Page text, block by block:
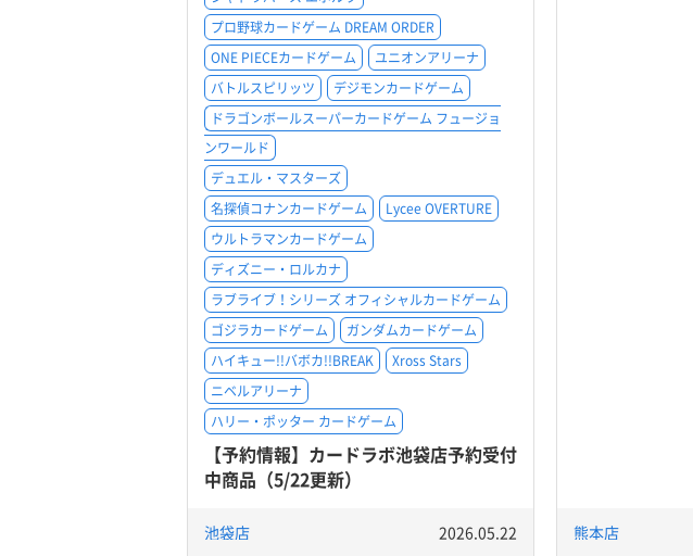
プロ野球カードゲーム DREAM ORDER
ONE PIECEカードゲーム
ユニオンアリーナ
バトルスピリッツ
デジモンカードゲーム
ドラゴンボールスーパーカードゲーム フュージョ
ンワールド
デュエル・マスターズ
名探偵コナンカードゲーム
Lycee OVERTURE
ウルトラマンカードゲーム
ディズニー・ロルカナ
ラブライブ！シリーズ オフィシャルカードゲーム
ゴジラカードゲーム
ガンダムカードゲーム
ハイキュー!!バボカ!!BREAK
Xross Stars
ニベルアリーナ
ハリー・ポッター カードゲーム
【予約情報】カードラボ池袋店予約受付
中商品（5/22更新）
池袋店 2026.05.22 熊本店